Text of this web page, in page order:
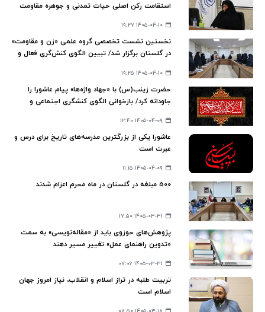
استقامت رکن اصلی حیات تمدنی و جوهره مقاومت
۱۴۰۵-۰۴-۱۰ ۱۹:۲۷
نخستین نشست تخصصی گروه علمی «زن و مقاومت»
در گلستان برگزار شد/ تبیین الگوی کنش‌گری فعال و
۱۴۰۵-۰۴-۱۰ ۱۹:۲۵
حضرت زینب(س) با «جهاد واژه‌ها» پیام عاشورا را
جاودانه کرد/ بازخوانی الگوی کنشگری اجتماعی و
۱۴۰۵-۰۴-۰۹ ۱۲:۴۰
عاشورا یکی از بزرگترین مدرسه‌های تاریخ برای درس و
عبرت است
۱۴۰۵-۰۴-۰۹ ۱۱:۱۵
500 مبلغه در گلستان در ماه محرم اعزام شدند
۱۴۰۵-۰۳-۳۱ ۱۷:۵۰
پژوهش‌های حوزوی باید از «مقاله‌نویسی» به سمت
«تدوین راهنمای عمل» تغییر مسیر دهند
۱۴۰۵-۰۳-۳۱ ۰۷:۰۶
تربیت طلبه در تراز اسلام و انقلاب، نیاز امروز جهان
اسلام است